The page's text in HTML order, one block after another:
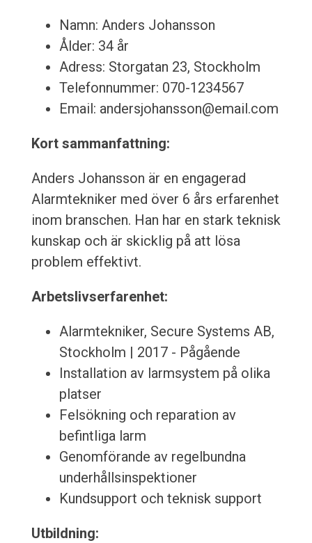
Namn: Anders Johansson
Ålder: 34 år
Adress: Storgatan 23, Stockholm
Telefonnummer: 070-1234567
Email: andersjohansson@email.com
Kort sammanfattning:
Anders Johansson är en engagerad
Alarmtekniker med över 6 års erfarenhet
inom branschen. Han har en stark teknisk
kunskap och är skicklig på att lösa
problem effektivt.
Arbetslivserfarenhet:
Alarmtekniker, Secure Systems AB,
Stockholm | 2017 - Pågående
Installation av larmsystem på olika
platser
Felsökning och reparation av
befintliga larm
Genomförande av regelbundna
underhållsinspektioner
Kundsupport och teknisk support
Utbildning: